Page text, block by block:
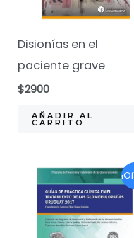
Disionías en el
paciente grave
$2900
AÑADIR AL
CARRITO